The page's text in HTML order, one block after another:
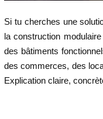
Si tu cherches une
la construction
des bâtiments
des commerces, des
Explication claire,